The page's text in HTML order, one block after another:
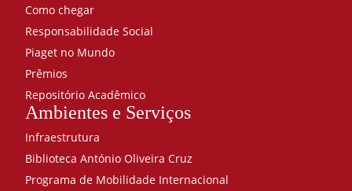
Como chegar
Responsabilidade Social
Piaget no Mundo
Prêmios
Repositório Acadêmico
Ambientes e Serviços
Infraestrutura
Biblioteca António Oliveira Cruz
Programa de Mobilidade Internacional